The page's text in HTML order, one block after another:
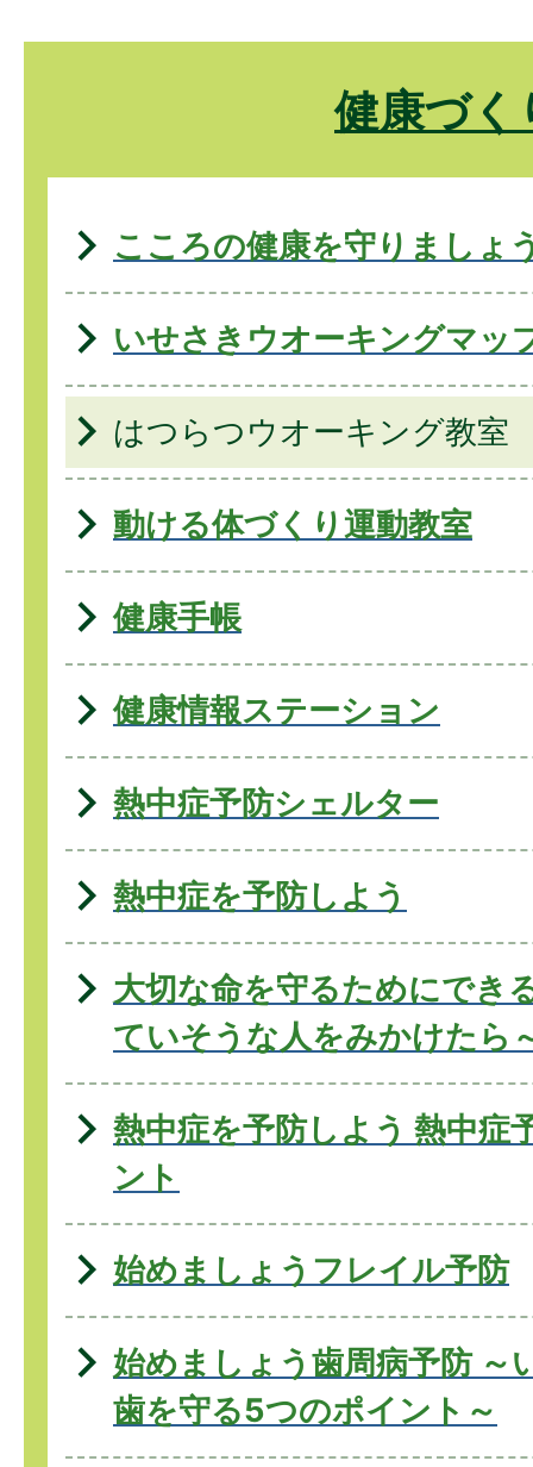
健康づく
こころの健康を守りましょ
いせさきウオーキングマッ
はつらつウオーキング教室
動ける体づくり運動教室
健康手帳
健康情報ステーション
熱中症予防シェルター
熱中症を予防しよう
大切な命を守るためにでき
ていそうな人をみかけたら
熱中症を予防しよう 熱中症
ント
始めましょうフレイル予防
始めましょう歯周病予防 ～
歯を守る5つのポイント～